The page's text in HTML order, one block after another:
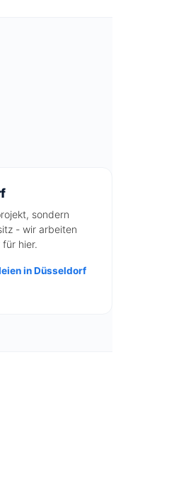
sondern
- wir arbeiten
hier.
in Düsseldorf